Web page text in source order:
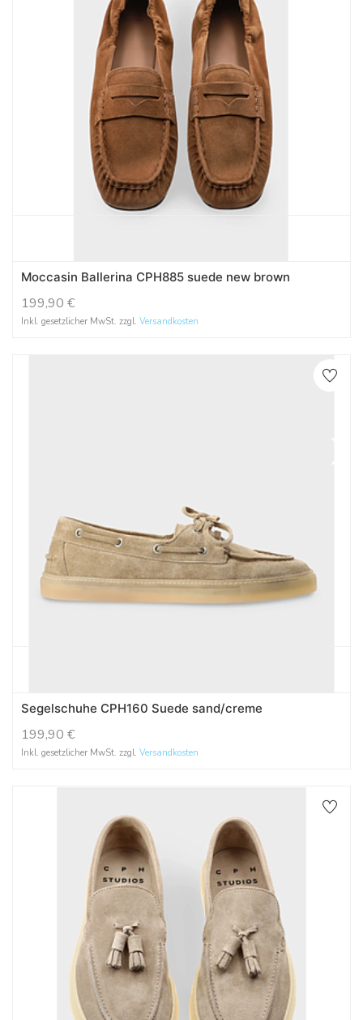
Moccasin Ballerina CPH885 suede new brown
199,90 €
Inkl. gesetzlicher MwSt. zzgl. Versandkosten
Segelschuhe CPH160 Suede sand/creme
199,90 €
Inkl. gesetzlicher MwSt. zzgl. Versandkosten